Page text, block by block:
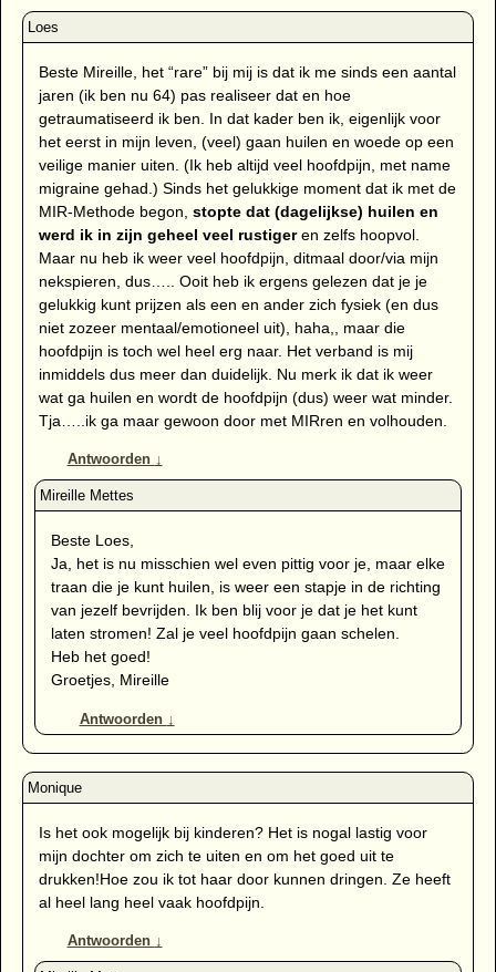
Beste Mireille, het “rare” bij mij is dat ik me sinds een aantal
jaren (ik ben nu 64) pas realiseer dat en hoe
getraumatiseerd ik ben. In dat kader ben ik, eigenlijk voor
het eerst in mijn leven, (veel) gaan huilen en woede op een
veilige manier uiten. (Ik heb altijd veel hoofdpijn, met name
migraine gehad.) Sinds het gelukkige moment dat ik met de
MIR-Methode begon, stopte dat (dagelijkse) huilen en
werd ik in zijn geheel veel rustigeren zelfs hoopvol.
Maar nu heb ik weer veel hoofdpijn, ditmaal door/via mijn
nekspieren, dus….. Ooit heb ik ergens gelezen dat je je
gelukkig kunt prijzen als een en ander zich fysiek (en dus
niet zozeer mentaal/emotioneel uit), haha,, maar die
hoofdpijn is toch wel heel erg naar. Het verband is mij
inmiddels dus meer dan duidelijk. Nu merk ik dat ik weer
wat ga huilen en wordt de hoofdpijn (dus) weer wat minder.
Tja…..ik ga maar gewoon door met MIRren en volhouden.
Antwoorden ↓
Beste Loes,
Ja, het is nu misschien wel even pittig voor je, maar elke
traan die je kunt huilen, is weer een stapje in de richting
van jezelf bevrijden. Ik ben blij voor je dat je het kunt
laten stromen! Zal je veel hoofdpijn gaan schelen.
Heb het goed!
Groetjes, Mireille
Antwoorden ↓
Is het ook mogelijk bij kinderen? Het is nogal lastig voor
mijn dochter om zich te uiten en om het goed uit te
drukken!Hoe zou ik tot haar door kunnen dringen. Ze heeft
al heel lang heel vaak hoofdpijn.
Antwoorden ↓